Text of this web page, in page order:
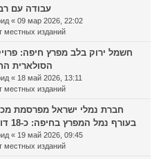
עבודה עם
« 09 мар 2026, 22:02
местных изданий
הסולארית
« 18 май 2026, 13:11
местных изданий
בעורף נמל המפרץ בחיפה: כ-18 דונם לפעילות נמלית ולוגיסטית
« 19 май 2026, 09:45
местных изданий